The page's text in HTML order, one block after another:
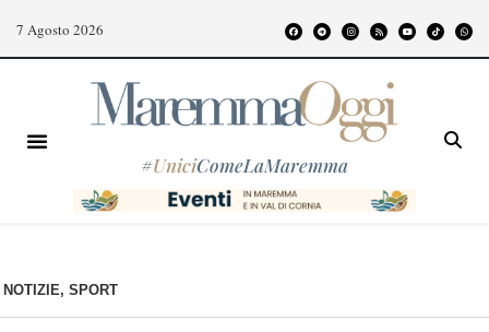
7 Agosto 2026
#UniciComeLaMaremma
NOTIZIE, SPORT